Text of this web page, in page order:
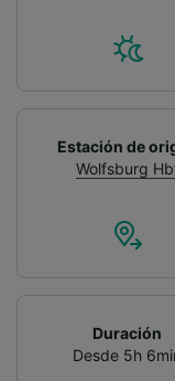
Estación de
Wolfsburg
Duración
Desde 5h